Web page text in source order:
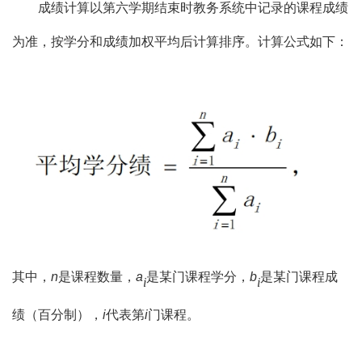
成绩计算以第六学期结束时教务系统中记录的课程成绩
为准，按学分和成绩加权平均后计算排序。计算公式如下：
其中， n是课程数量， ai是某门课程学分， bi是某门课程成
绩（百分制）， i代表第i门课程。